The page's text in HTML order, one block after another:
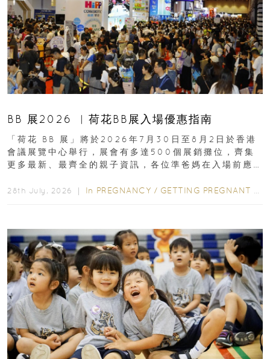
BB 展2026 ︳荷花BB展入場優惠指南
「荷花 BB 展」將於2026年7月30日至8月2日於香港
會議展覽中心舉行，展會有多達500個展銷攤位，齊集
更多最新、最齊全的親子資訊，各位準爸媽在入場前應
28th July, 2026 ｜ In PREGNANCY / GETTING PREGNANT